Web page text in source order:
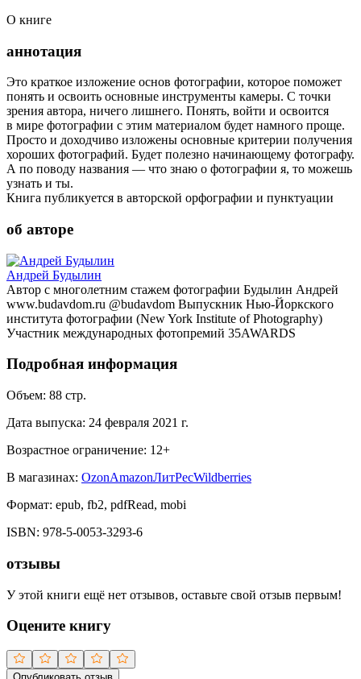
О книге
аннотация
Это краткое изложение основ фотографии, которое поможет
понять и освоить основные инструменты камеры. С точки
зрения автора, ничего лишнего. Понять, войти и освоится
в мире фотографии с этим материалом будет намного проще.
Просто и доходчиво изложены основные критерии получения
хороших фотографий. Будет полезно начинающему фотографу.
А по поводу названия — что знаю о фотографии я, то можешь
узнать и ты.
Книга публикуется в авторской орфографии и пунктуации
об авторе
Андрей Будылин
Автор с многолетним стажем фотографии Будылин Андрей
www.budavdom.ru @budavdom Выпускник Нью-Йоркского
института фотографии (New York Institute of Photography)
Участник международных фотопремий 35AWARDS
Подробная информация
Объем: 88 стр.
Дата выпуска: 24 февраля 2021 г.
Возрастное ограничение: 12+
В магазинах: OzonAmazonЛитРесWildberries
Формат: epub, fb2, pdfRead, mobi
ISBN: 978-5-0053-3293-6
отзывы
У этой книги ещё нет отзывов, оставьте свой отзыв первым!
Оцените книгу